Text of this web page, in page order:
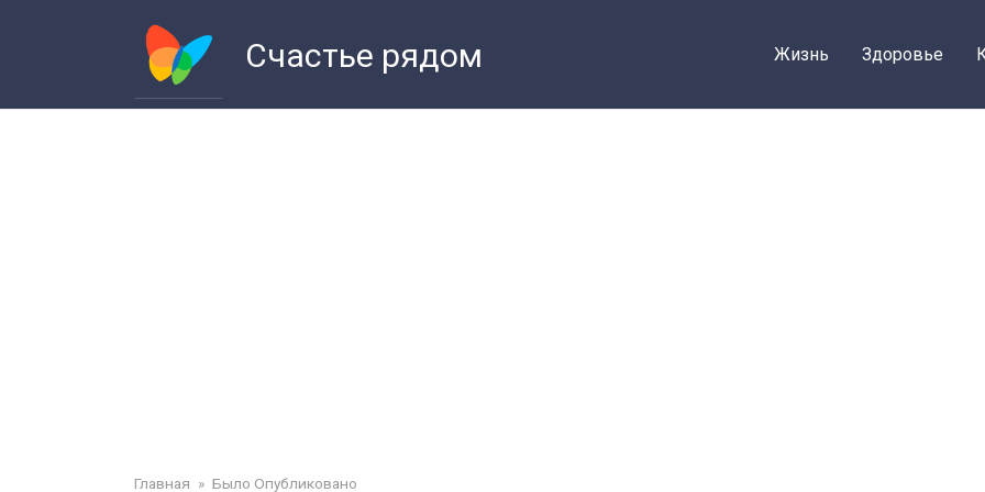
Счастье рядом Жизнь Здоровье
Главная » Было Опубликовано